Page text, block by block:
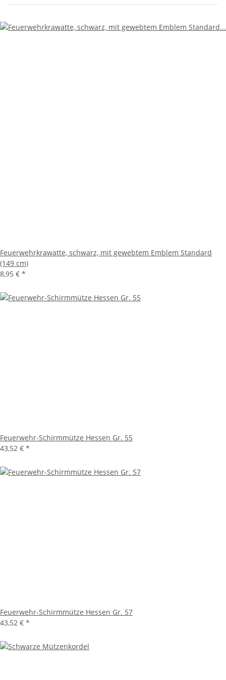
Feuerwehrkrawatte, schwarz, mit gewebtem Emblem Standard
(149 cm)
8,95 € *
Feuerwehr-Schirmmütze Hessen Gr. 55
43,52 € *
Feuerwehr-Schirmmütze Hessen Gr. 57
43,52 € *